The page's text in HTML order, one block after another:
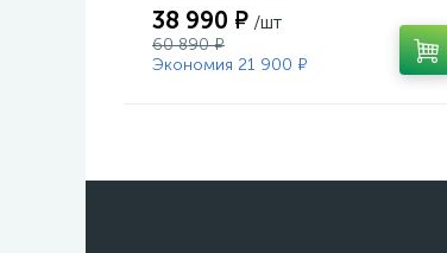
38 990 ₽ /шт
60 890 ₽
Экономия 21 900 ₽